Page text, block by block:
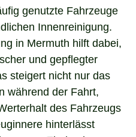
genutzte Fahrzeuge
Innenreinigung.
in Mermuth hilft dabei,
und gepflegter
steigert nicht nur das
während der Fahrt,
des Fahrzeugs
hinterlässt